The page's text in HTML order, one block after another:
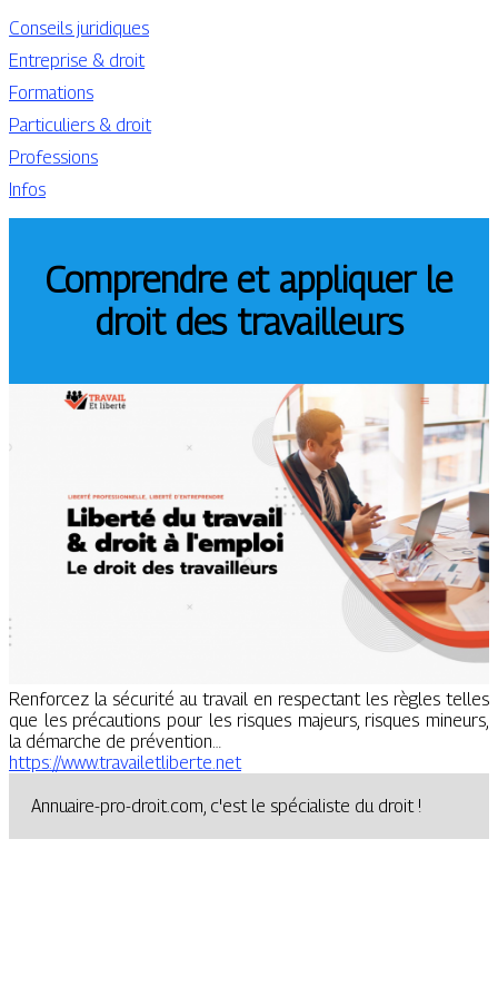
Conseils juridiques
Entreprise & droit
Formations
Particuliers & droit
Professions
Infos
Comprendre et appliquer le
droit des travailleurs
Renforcez la sécurité au travail en respectant les règles telles
que les précautions pour les risques majeurs, risques mineurs,
la démarche de prévention…
https://www.travailetliberte.net
Annuaire-pro-droit.com, c'est le spécialiste du droit !